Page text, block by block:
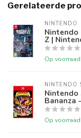
Gerelateerde
NINTENDO
Nintendo
Z |
Op voorraad
NINTENDO
Nintendo
Bananza
Op voorraad